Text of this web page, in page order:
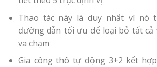
Thao tác này là duy nhất vì nó
đường dẫn tối ưu để loại bỏ tất cả
va chạm
Gia công thô tự động 3+2 kết